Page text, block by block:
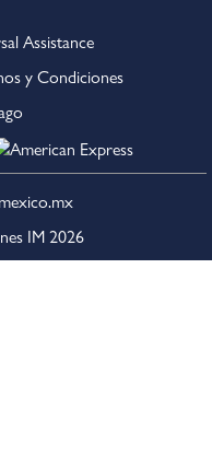
y Condiciones
IM 2026